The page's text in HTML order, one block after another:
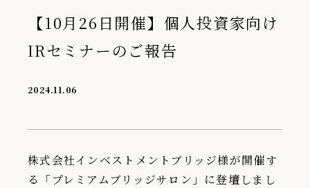
Brand News
会社情報
【10月26日開催】個人投資家向け
IRセミナーのご報告
2024.11.06
株式会社インベストメントブリッジ様が開催す
る「プレミアムブリッジサロン」に登壇しまし